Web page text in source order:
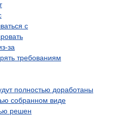
с
за
требованиям
полностью доработаны
собранном виде
решен